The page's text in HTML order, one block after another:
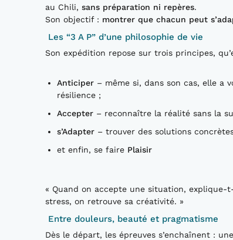
au Chili, sans préparation ni repères.
Son objectif : montrer que chacun peut
Les “3 A P” d’une philosophie de vie
Son expédition repose sur trois principes,
Anticiper – même si, dans son cas, elle a
résilience ;
Accepter – reconnaître la réalité sans la
s’Adapter – trouver des solutions
et enfin, se faire Plaisir
« Quand on accepte une situation, explique-
stress, on retrouve sa créativité. »
Entre douleurs, beauté et pragmatisme
Dès le départ, les épreuves s’enchaînent :